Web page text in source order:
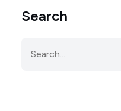
Search